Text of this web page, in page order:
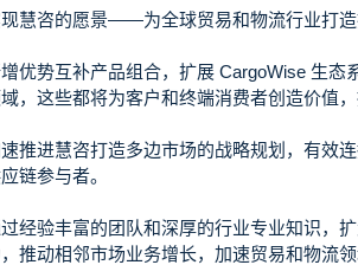
慧咨的愿景——为全球贸易和物流行业打造
优势互补产品组合，扩展 CargoWise 生
，这些都将为客户和终端消费者创造价值
推进慧咨打造多边市场的战略规划，有效
链参与者。
经验丰富的团队和深厚的行业专业知识，
推动相邻市场业务增长，加速贸易和物流